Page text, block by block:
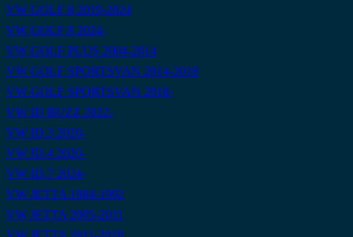
VW GOLF 8 2019-2024
VW GOLF 8 2024-
VW GOLF PLUS 2004-2014
VW GOLF SPORTSVAN 2014-2018
VW GOLF SPORTSVAN 2018-
VW ID BUZZ 2022-
VW ID.3 2020-
VW ID.4 2020-
VW ID.7 2024-
VW JETTA 1984-1992
VW JETTA 2005-2011